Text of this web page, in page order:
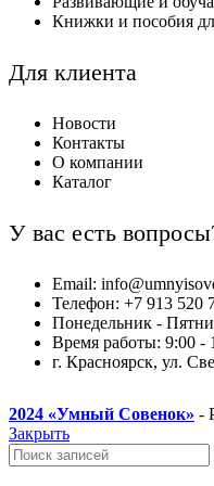
Книжки и пособия
Для клиента
Новости
Контакты
О компании
Каталог
У вас есть
Email:
Телефон: +7 913 520
Понедельник -
Время работы: 9:00 -
г. Красноярск, ул.
2024 «Умный Совенок» -
Закрыть